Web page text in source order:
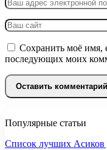
Сохранить моё имя,
последующих моих
Популярные статьи
Список лучших